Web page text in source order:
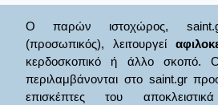
Ο παρών ιστοχώρος,
(προσωπικός), λειτουργεί
κερδοσκοπικό ή άλλο σκοπό.
περιλαμβάνονται στο saint.gr
επισκέπτες του